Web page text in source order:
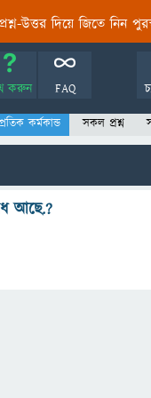
উত্তর দিয়ে জিতে নিন
করুন FAQ
কর্মকান্ড সকল প্রশ্ন
আছে.?